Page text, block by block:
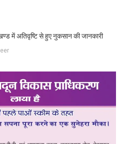
में अतिवृष्टि से हुए नुकसान की जानकारी